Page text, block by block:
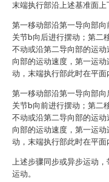
末端执行部沿上述基准面上
第一移动部沿第一导向部
关节b向后进行摆动；第二
不动或沿第二导向部的运
向部的运动速度，第一运
动，末端执行部此时在平面
第一移动部沿第一导向部
关节b向前进行摆动；第二
不动或沿第二导向部的运
向部的运动速度，第一运
动，末端执行部此时在平面
上述步骤同步或异步运动
运动。